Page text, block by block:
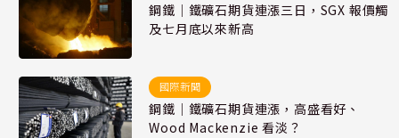
鋼鐵｜鐵礦石期貨連漲三日，SGX 報價觸
及七月底以來新高
國際新聞
鋼鐵｜鐵礦石期貨連漲，高盛看好、
Wood Mackenzie 看淡？